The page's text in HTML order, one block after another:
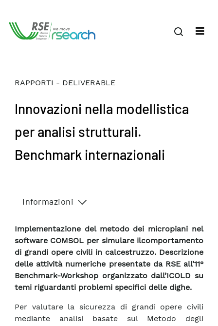
RAPPORTI - DELIVERABLE
Innovazioni nella modellistica
per analisi strutturali.
Benchmark internazionali
Informazioni
Implementazione del metodo dei micropiani nel
software COMSOL per simulare ilcomportamento
di grandi opere civili in calcestruzzo. Descrizione
delle attività numeriche presentate da RSE all’11°
Benchmark-Workshop organizzato dall’ICOLD su
temi riguardanti problemi specifici delle dighe.
Per valutare la sicurezza di grandi opere civili
mediante analisi basate sul Metodo degli